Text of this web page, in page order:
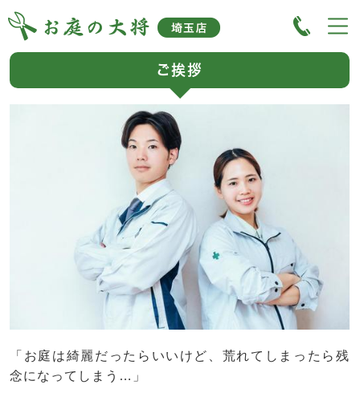
ご挨拶
「お庭は綺麗だったらいいけど、荒れてしまったら残
念になってしまう…」